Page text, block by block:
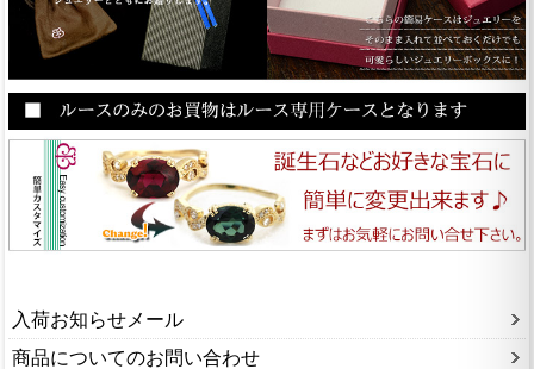
入荷お知らせメール
商品についてのお問い合わせ